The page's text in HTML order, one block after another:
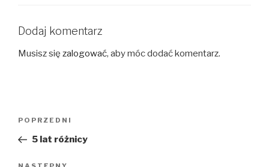
Dodaj komentarz
Musisz się zalogować, aby móc dodać komentarz.
Poprzedni
wpis
POPRZEDNI
5 lat różnicy